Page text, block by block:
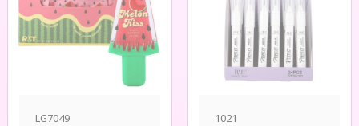
LG7049 1021